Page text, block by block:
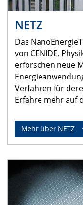
NETZ
Das
von CENIDE.
erforschen neue
Verfahren für
Erfahre mehr auf
Mehr über NETZ